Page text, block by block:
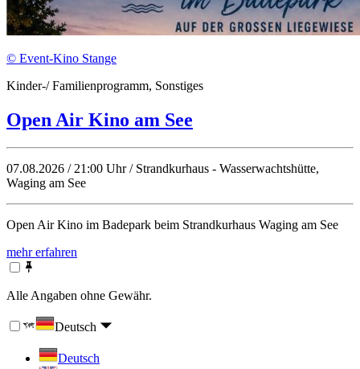
© Event-Kino Stange
Kinder-/ Familienprogramm, Sonstiges
Open Air Kino am See
07.08.2026 / 21:00 Uhr / Strandkurhaus - Wasserwachtshütte,
Waging am See
Open Air Kino im Badepark beim Strandkurhaus Waging am See
mehr erfahren
Alle Angaben ohne Gewähr.
Deutsch
Deutsch